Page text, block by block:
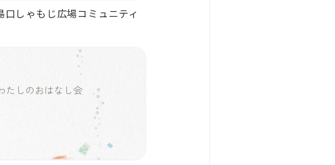
口しゃもじ広場コミュニティ